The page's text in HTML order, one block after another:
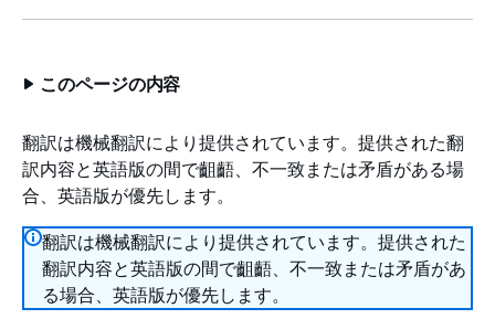
このページの内容
翻訳は機械翻訳により提供されています。提供された翻
訳内容と英語版の間で齟齬、不一致または矛盾がある場
合、英語版が優先します。
翻訳は機械翻訳により提供されています。提供された
翻訳内容と英語版の間で齟齬、不一致または矛盾があ
る場合、英語版が優先します。